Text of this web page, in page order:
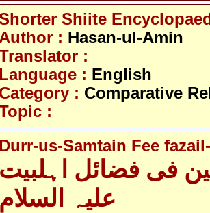
Shiite
Author : Hasan-ul-Amin
:
Language : English
Category : Comparative
:
Durr-us-Samtain Fee
فی فضائل اہلبیت
علیہ السلام